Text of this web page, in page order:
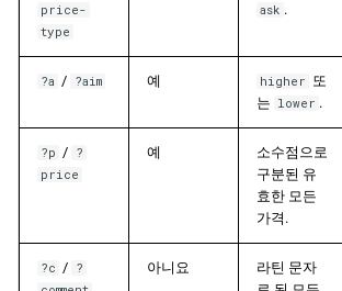
price-
type
ask .
?a / ?aim 예 higher 또
는 lower .
?p / ?
price
예
소수점으로
구분된 유
효한 모든
가격.
?c / ?
아니요
라틴 문자